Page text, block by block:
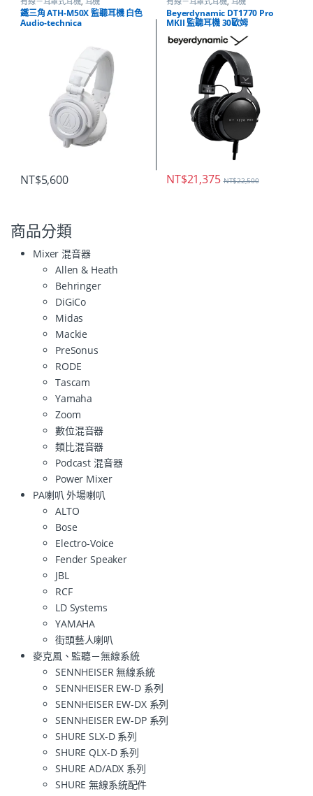
鐵三角 ATH-M50X 監聽耳機 白色
Audio-technica
NT$5,600
Beyerdynamic DT1770 Pro
MKII 監聽耳機 30歐姆
NT$21,375 NT$22,500
商品分類
Mixer 混音器
Allen & Heath
Behringer
DiGiCo
Midas
Mackie
PreSonus
RODE
Tascam
Yamaha
Zoom
數位混音器
類比混音器
Podcast 混音器
Power Mixer
PA喇叭 外場喇叭
ALTO
Bose
Electro-Voice
Fender Speaker
JBL
RCF
LD Systems
YAMAHA
街頭藝人喇叭
麥克風、監聽－無線系統
SENNHEISER 無線系統
SENNHEISER EW-D 系列
SENNHEISER EW-DX 系列
SENNHEISER EW-DP 系列
SHURE SLX-D 系列
SHURE QLX-D 系列
SHURE AD/ADX 系列
SHURE 無線系統配件